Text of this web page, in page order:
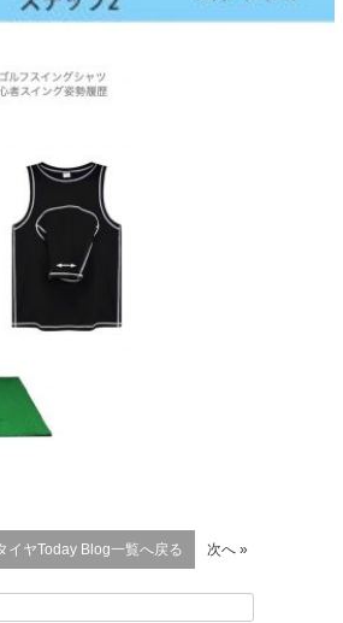
イヤToday Blog一覧へ戻る 次へ »